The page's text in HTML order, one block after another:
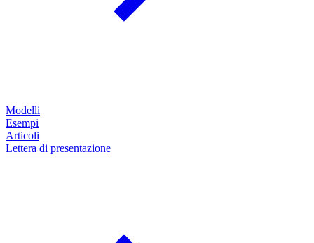
Modelli
Esempi
Articoli
Lettera di presentazione